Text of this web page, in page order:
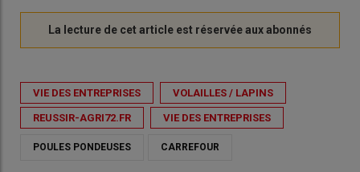
VIE DES ENTREPRISES VOLAILLES / LAPINS
REUSSIR-AGRI72.FR VIE DES ENTREPRISES
POULES PONDEUSES CARREFOUR